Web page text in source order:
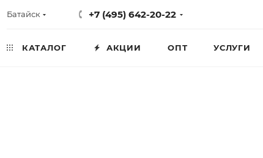
Батайск +7 (495) 642-20-22
КАТАЛОГ АКЦИИ ОПТ УСЛУГИ